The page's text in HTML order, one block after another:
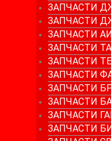
ЗАПЧАСТИ
ЗАПЧАСТИ
ЗАПЧАСТИ
ЗАПЧАСТИ
ЗАПЧАСТИ
ЗАПЧАСТИ
ЗАПЧАСТИ
ЗАПЧАСТИ
ЗАПЧАСТИ
ЗАПЧАСТИ